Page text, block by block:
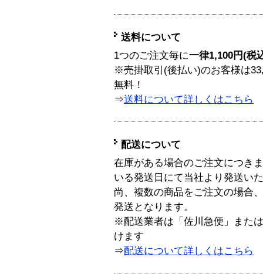
送料について
1つのご注文毎に一律1,100円(税
※売掛取引(後払い)のお客様は
無料！
⇒送料について詳しくはこちら
配送について
在庫がある場合のご注文につき
いる発送日にて当社より発送い
尚、複数の商品をご注文の場合
発送となります。
※配送業者は「佐川急便」また
けます
⇒配送について詳しくはこちら